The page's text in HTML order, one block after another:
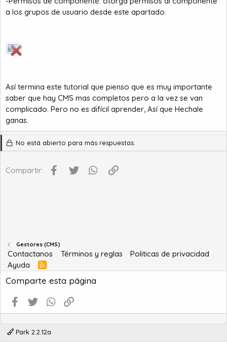
a los grupos de usuario desde este apartado.
Así termina este tutorial que pienso que es muy importante
saber que hay CMS mas completos pero a la vez se van
complicado. Pero no es difícil aprender, Así que Hechale
ganas.
No está abierto para más respuestas.
Compartir: Facebook
Twitter WhatsApp
Gestores (CMS)
Contactanos Términos y reglas
Politicas de privacidad
Ayuda
R
S
S
Comparte esta página
Facebook
Twitter WhatsApp
Park 2.2.12a